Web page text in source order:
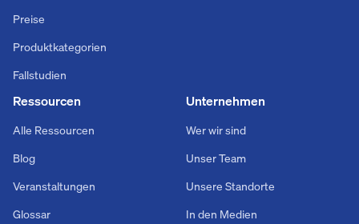
Preise
Produktkategorien
Fallstudien
Ressourcen
Alle Ressourcen
Blog
Veranstaltungen
Glossar
Unternehmen
Wer wir sind
Unser Team
Unsere Standorte
In den Medien